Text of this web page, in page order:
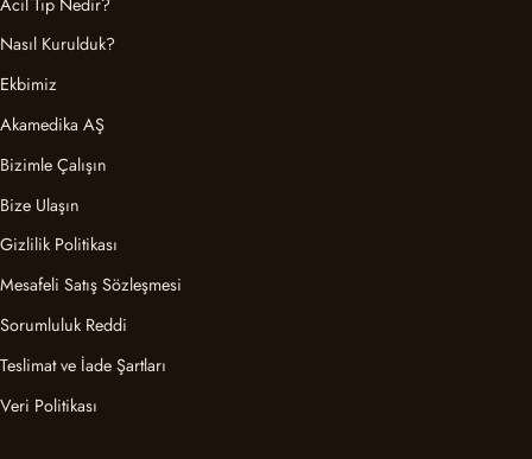
Nasıl Kurulduk?
Ekbimiz
Akamedika AŞ
Bizimle Çalışın
Bize Ulaşın
Gizlilik Politikası
Mesafeli Satış Sözleşmesi
Sorumluluk Reddi
Teslimat ve İade Şartları
Veri Politikası